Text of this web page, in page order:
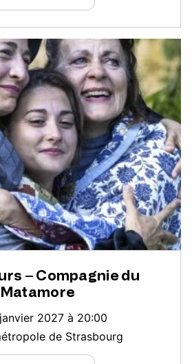
– Compagnie du
Matamore
2027 à 20:00
de Strasbourg